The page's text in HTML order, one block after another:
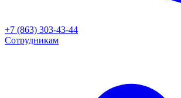
+7 (863) 303-43-44
Сотрудникам